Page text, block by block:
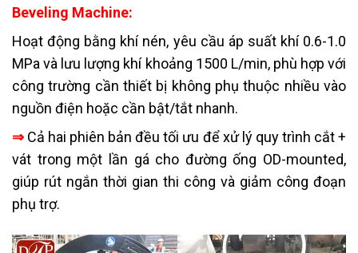
Beveling Machine:
Hoạt động bằng khí nén, yêu cầu áp suất khí 0.6-1.0
MPa và lưu lượng khí khoảng 1500 L/min, phù hợp với
công trường cần thiết bị không phụ thuộc nhiều vào
nguồn điện hoặc cần bật/tắt nhanh.
⇒ Cả hai phiên bản đều tối ưu để xử lý quy trình cắt +
vát trong một lần gá cho đường ống OD-mounted,
giúp rút ngắn thời gian thi công và giảm công đoạn
phụ trợ.